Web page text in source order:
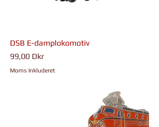
DSB E-damplokomotiv
Pris
99,00 Dkr
Moms Inkluderet